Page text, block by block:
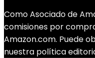
Como Asociado de
comisiones por
Amazon.com. Puede
nuestra política